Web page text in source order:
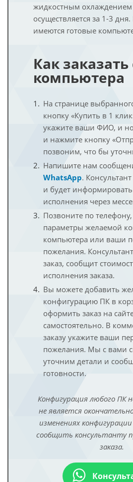
жидкостным охлаждением
осуществляется за 1-3
имеются готовые
Как заказать
компьютера
На странице
кнопку «Купить в 1
укажите ваши ФИО, и
и нажмите кнопку
позвоним, что бы
Напишите нам
WhatsApp.
и будет информировать
исполнения через
Позвоните по
параметры желаемой
компьютера или ваши
пожелания.
заказ, сообщит
исполнения заказа.
Вы можете добавить
конфигурацию ПК в
оформить заказ на
самостоятельно. В
заказу укажите ваши
пожелания. Мы с вами
уточним детали и
готовности.
Конфигурация любого ПК
не является
изменениях
сообщить консультанту
заказа.